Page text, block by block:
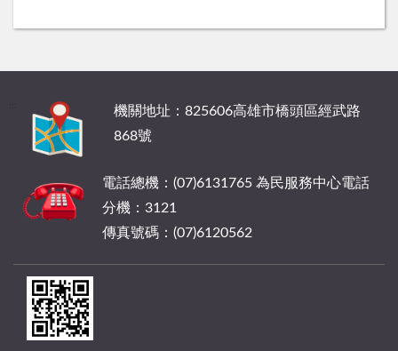
機關地址：825606高雄市橋頭區經武路
868號
電話總機：(07)6131765 為民服務中心電話
分機：3121
傳真號碼：(07)6120562